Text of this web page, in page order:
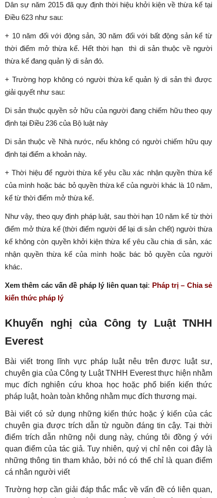
Dân sự năm 2015 đã quy định thời hiệu khởi kiện về thừa kế tại
Điều 623 như sau:
+ 10 năm đối với động sản, 30 năm đối với bất động sản kể từ
thời điểm mở thừa kế. Hết thời hạn thì di sản thuộc về người
thừa kế đang quản lý di sản đó.
+ Trường hợp không có người thừa kế quản lý di sản thì được
giải quyết như sau:
Di sản thuộc quyền sở hữu của người đang chiếm hữu theo quy
định tại Điều 236 của Bộ luật này
Di sản thuộc về Nhà nước, nếu không có người chiếm hữu quy
định tại điểm a khoản này.
+ Thời hiệu để người thừa kế yêu cầu xác nhận quyền thừa kế
của mình hoặc bác bỏ quyền thừa kế của người khác là 10 năm,
kể từ thời điểm mở thừa kế.
Như vậy, theo quy định pháp luật, sau thời hạn 10 năm kể từ thời
điểm mở thừa kế (thời điểm người để lại di sản chết) người thừa
kế không còn quyền khởi kiện thừa kế yêu cầu chia di sản, xác
nhận quyền thừa kế của mình hoặc bác bỏ quyền của người
khác.
Xem thêm các vấn đề pháp lý liên quan tại: Pháp trị – Chia sẻ
kiến thức pháp lý
Khuyến nghị của Công ty Luật TNHH
Everest
Bài viết trong lĩnh vực pháp luật nêu trên được luật sư,
chuyên gia của Công ty Luật TNHH Everest thực hiện nhằm
mục đích nghiên cứu khoa học hoặc phổ biến kiến thức
pháp luật, hoàn toàn không nhằm mục đích thương mại.
Bài viết có sử dụng những kiến thức hoặc ý kiến của các
chuyên gia được trích dẫn từ nguồn đáng tin cậy. Tại thời
điểm trích dẫn những nội dung này, chúng tôi đồng ý với
quan điểm của tác giả. Tuy nhiên, quý vị chỉ nên coi đây là
những thông tin tham khảo, bởi nó có thể chỉ là quan điểm
cá nhân người viết
Trường hợp cần giải đáp thắc mắc về vấn đề có liên quan,